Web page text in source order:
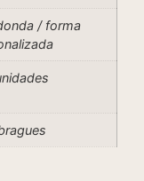
/ forma